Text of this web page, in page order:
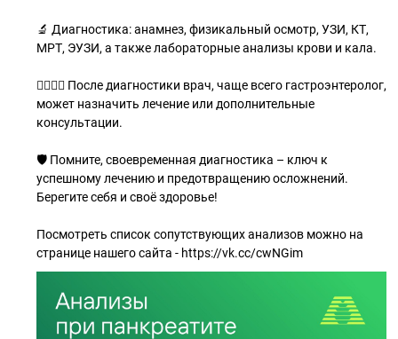
🔬 Диагностика: анамнез, физикальный осмотр, УЗИ, КТ,
МРТ, ЭУЗИ, а также лабораторные анализы крови и кала.
👩‍⚕👨‍⚕ После диагностики врач, чаще всего гастроэнтеролог,
может назначить лечение или дополнительные
консультации.
🛡 Помните, своевременная диагностика – ключ к
успешному лечению и предотвращению осложнений.
Берегите себя и своё здоровье!
Посмотреть список сопутствующих анализов можно на
странице нашего сайта - https://vk.cc/cwNGim